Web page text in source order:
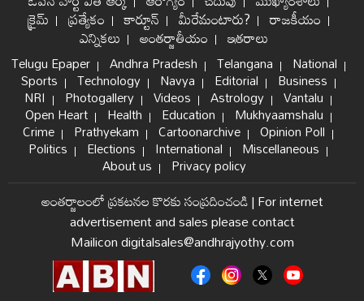
క్రైమ్ ప్రత్యేకం కార్టూన్ మీరేమంటారు? రాజకీయం
ఎన్నికలు అంతర్జాతీయం ఇతరాలు
Telugu Epaper Andhra Pradesh Telangana National
Sports Technology Navya Editorial Business
NRI Photogallery Videos Astrology Vantalu
Open Heart Health Education Mukhyaamshalu
Crime Prathyekam Cartoonarchive Opinion Poll
Politics Elections International Miscellaneous
About us Privacy policy
అంతర్జాలంలో ప్రకటనల కొరకు సంప్రదించండి|For internet
advertisement and sales please contact
Mailicon digitalsales@andhrajyothy.com